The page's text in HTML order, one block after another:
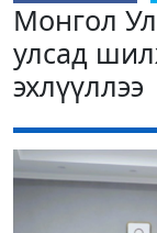
Монгол
улсад
эхлүүллээ